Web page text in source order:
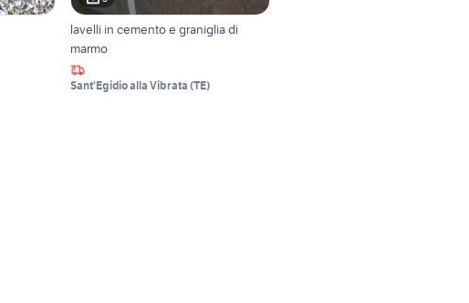
lavelli in cemento e graniglia di
marmo
Sant'Egidio alla Vibrata (TE)